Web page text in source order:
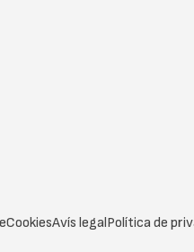
CookiesAvís legalPolítica de